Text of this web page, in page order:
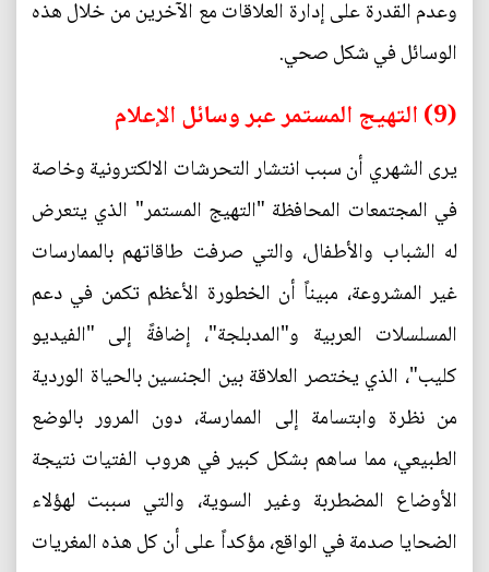
وعدم القدرة على إدارة العلاقات مع الآخرين من خلال هذه
الوسائل في شكل صحي.
(9) التهيج المستمر عبر وسائل الإعلام
يرى الشهري أن سبب انتشار التحرشات الالكترونية وخاصة
في المجتمعات المحافظة "التهيج المستمر" الذي يتعرض
له الشباب والأطفال، والتي صرفت طاقاتهم بالممارسات
غير المشروعة، مبيناً أن الخطورة الأعظم تكمن في دعم
المسلسلات العربية و"المدبلجة"، إضافةً إلى "الفيديو
كليب"، الذي يختصر العلاقة بين الجنسين بالحياة الوردية
من نظرة وابتسامة إلى الممارسة، دون المرور بالوضع
الطبيعي، مما ساهم بشكل كبير في هروب الفتيات نتيجة
الأوضاع المضطربة وغير السوية، والتي سببت لهؤلاء
الضحايا صدمة في الواقع، مؤكداً على أن كل هذه المغريات